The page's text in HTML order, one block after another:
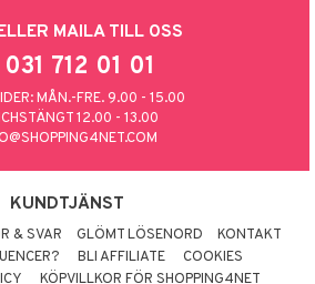
MAILA TILL OSS
712 01 01
MÅN.-FRE. 9.00 - 15.00
12.00 - 13.00
KUNDTJÄNST
& SVAR GLÖMT LÖSENORD
KONTAKT
BLI AFFILIATE
COOKIES
KÖPVILLKOR FÖR SHOPPING4NET